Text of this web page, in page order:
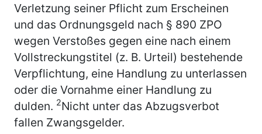
Verletzung seiner Pflicht zum Erscheinen
und das Ordnungsgeld nach § 890 ZPO
wegen Verstoßes gegen eine nach einem
Vollstreckungstitel (z. B. Urteil) bestehende
Verpflichtung, eine Handlung zu unterlassen
oder die Vornahme einer Handlung zu
dulden. 2Nicht unter das Abzugsverbot
fallen Zwangsgelder.